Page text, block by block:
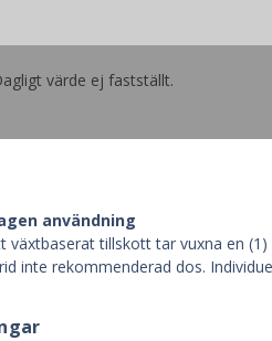
värde ej fastställt.
användning
växtbaserat tillskott tar vuxna en
inte rekommenderad dos.